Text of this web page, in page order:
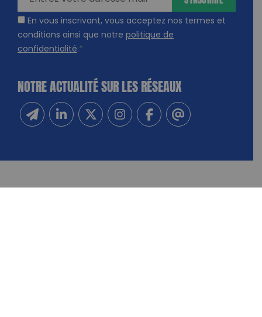
En vous inscrivant, vous acceptez nos termes et
conditions ainsi que notre politique de
confidentialité.*
NOTRE ACTUALITÉ SUR LES RÉSEAUX